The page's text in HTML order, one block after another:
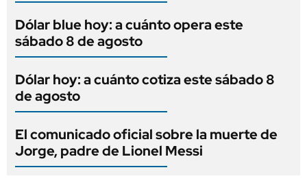
Dólar blue hoy: a cuánto opera este
sábado 8 de agosto
Dólar hoy: a cuánto cotiza este sábado 8
de agosto
El comunicado oficial sobre la muerte de
Jorge, padre de Lionel Messi